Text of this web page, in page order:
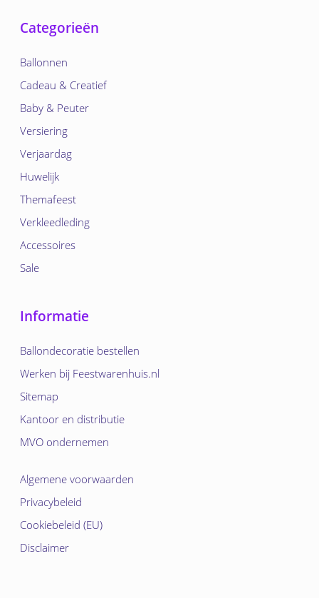
Categorieën
Ballonnen
Cadeau & Creatief
Baby & Peuter
Versiering
Verjaardag
Huwelijk
Themafeest
Verkleedleding
Accessoires
Sale
Informatie
Ballondecoratie bestellen
Werken bij Feestwarenhuis.nl
Sitemap
Kantoor en distributie
MVO ondernemen
Algemene voorwaarden
Privacybeleid
Cookiebeleid (EU)
Disclaimer